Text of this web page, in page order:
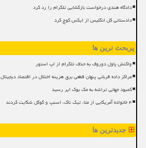
دادگاه هندی درخواست بازگشایی تلگرام را رد کرد
دادستانی کل انگلیس از ایکس کوچ کرد
پربحث ترین ها
واکنش پاول دوروف به حذف تلگرام از اپ استور
مراکز داده قربانی پنهان قطعی برق هزینه اختلال در اقتصاد دیجیتال
کمبود جهانی تراشه به مک بوک ایر رسید
۴ خانواده آمریکایی از متا، تیک تاک، اسنپ و گوگل شکایت کردند
جدیدترین ها